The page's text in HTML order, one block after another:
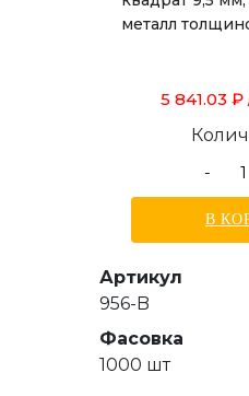
металл
5 841.03 ₽
-
В
Артикул
956-B
Фасовка
1000 шт